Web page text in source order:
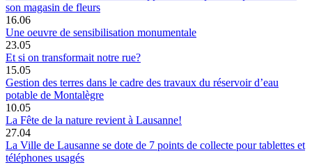
son magasin de fleurs
16.06
Une oeuvre de sensibilisation monumentale
23.05
Et si on transformait notre rue?
15.05
Gestion des terres dans le cadre des travaux du réservoir d’eau
potable de Montalègre
10.05
La Fête de la nature revient à Lausanne!
27.04
La Ville de Lausanne se dote de 7 points de collecte pour tablettes et
téléphones usagés